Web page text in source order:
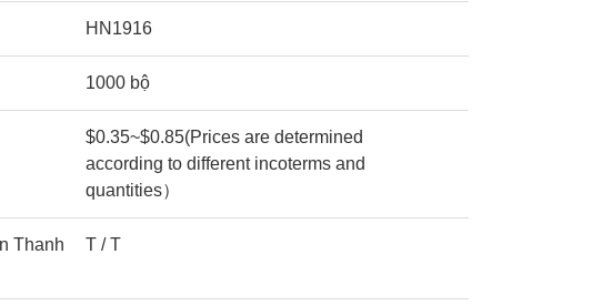
HN1916
1000 bộ
$0.35~$0.85(Prices are determined
according to different incoterms and
quantities）
Thanh
T / T